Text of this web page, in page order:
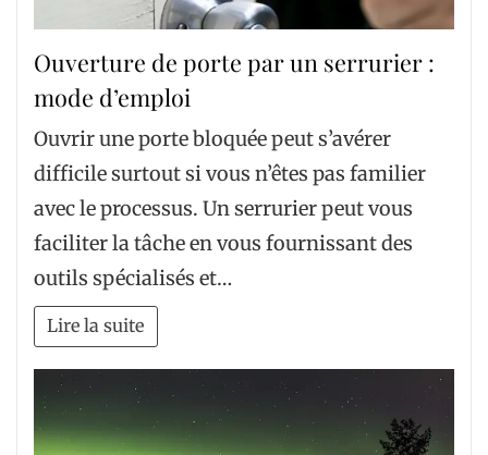
Ouverture de porte par un serrurier :
mode d’emploi
Ouvrir une porte bloquée peut s’avérer
difficile surtout si vous n’êtes pas familier
avec le processus. Un serrurier peut vous
faciliter la tâche en vous fournissant des
outils spécialisés et…
Lire la suite